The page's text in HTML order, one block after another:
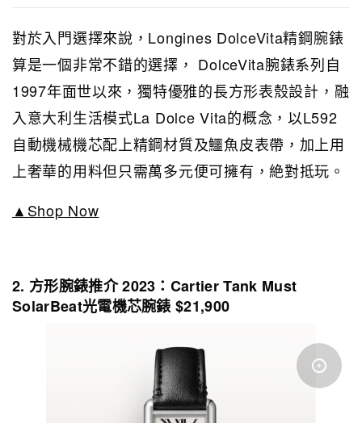
對於入門選擇來說，Longines DolceVita精鋼腕錶
算是一個非常不錯的選擇， DolceVita腕錶系列自
1997年面世以來，獨特優雅的長方形表殼設計，融
入意大利生活模式La Dolce Vita的概念，以L592
自動機械機芯配上精鋼材質及鱷魚皮表帶，加上用
上奢華的用料但只需萬多元便可擁有，絶對抵玩。
▲Shop Now
2. 方形腕錶推介 2023：Cartier Tank Must
SolarBeat光電機芯腕錶 $21,900